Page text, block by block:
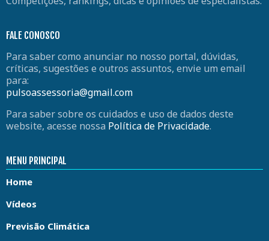
FALE CONOSCO
Para saber como anunciar no nosso portal, dúvidas,
críticas, sugestões e outros assuntos, envie um email
para:
pulsoassessoria@gmail.com
Para saber sobre os cuidados e uso de dados deste
website, acesse nossa Política de Privacidade.
MENU PRINCIPAL
Home
Vídeos
Previsão Climática